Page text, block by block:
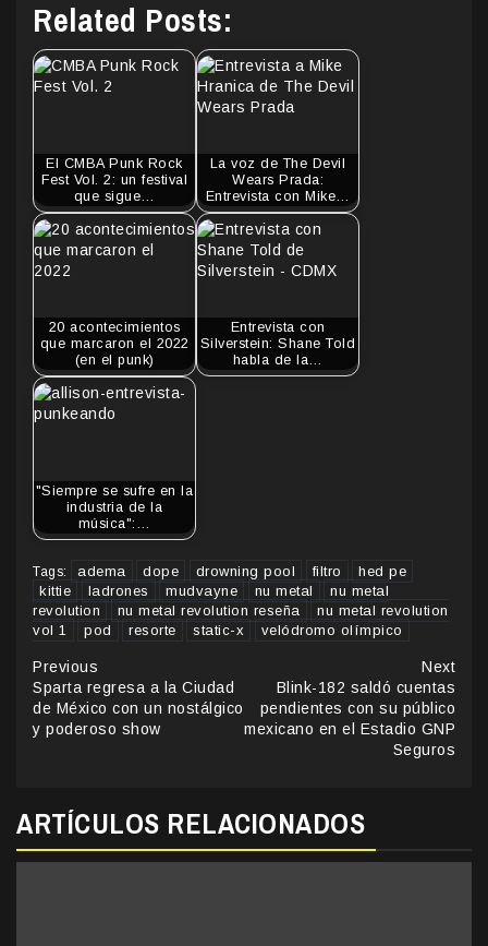
Related Posts:
El CMBA Punk Rock
Fest Vol. 2: un festival
que sigue…
La voz de The Devil
Wears Prada:
Entrevista con Mike…
20 acontecimientos
que marcaron el 2022
(en el punk)
Entrevista con
Silverstein: Shane Told
habla de la…
"Siempre se sufre en la
industria de la
música":…
Tags: adema dope drowning pool filtro
hed pe
kittie
ladrones mudvayne nu metal
nu metal
revolution
nu metal revolution reseña
nu metal revolution
vol 1
pod resorte static-x velódromo olímpico
Continue
Reading
Previous
Sparta regresa a la Ciudad
de México con un nostálgico
y poderoso show
Next
Blink-182 saldó cuentas
pendientes con su público
mexicano en el Estadio GNP
Seguros
ARTÍCULOS RELACIONADOS